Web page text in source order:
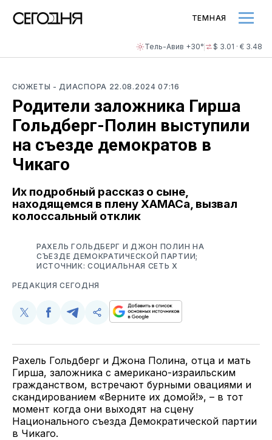
Тель-Авив +30° $ 3.01 · € 3.48
ТЕМНАЯ
СЮЖЕТЫ - ДИАСПОРА 22.08.2024 07:16
Родители заложника Гирша
Гольдберг-Полин выступили
на съезде демократов в
Чикаго
Их подробный рассказ о сыне,
находящемся в плену ХАМАСа, вызвал
колоссальный отклик
РАХЕЛЬ ГОЛЬДБЕРГ И ДЖОН ПОЛИН НА
СЪЕЗДЕ ДЕМОКРАТИЧЕСКОЙ ПАРТИИ;
ИСТОЧНИК: СОЦИАЛЬНАЯ СЕТЬ Х
РЕДАКЦИЯ СЕГОДНЯ
Поделиться
Twitter
Поделиться
Facebook
Поделиться
Telegram
Скопируйте
поделитесь
ссылкой
Рахель Гольдберг и Джона Полина, отца и мать
Гирша, заложника с американо-израильским
гражданством, встречают бурными овациями и
скандированием «Верните их домой!», – в тот
момент когда они выходят на сцену
Национального съезда Демократической партии
в Чикаго.